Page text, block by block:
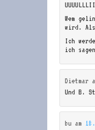
Wem
wird.
Ich
ich
Dietmar
Und B.
bu am